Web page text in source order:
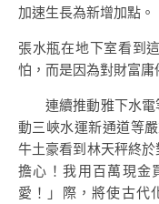
加速生長為新增加點。
張水瓶在地下室看到
怕，而是因為對財富庸
連續推動雅下水
動三峽水運新通道等
牛土豪看到林天秤終
擔心！我用百萬現金
愛！」際，將使古代